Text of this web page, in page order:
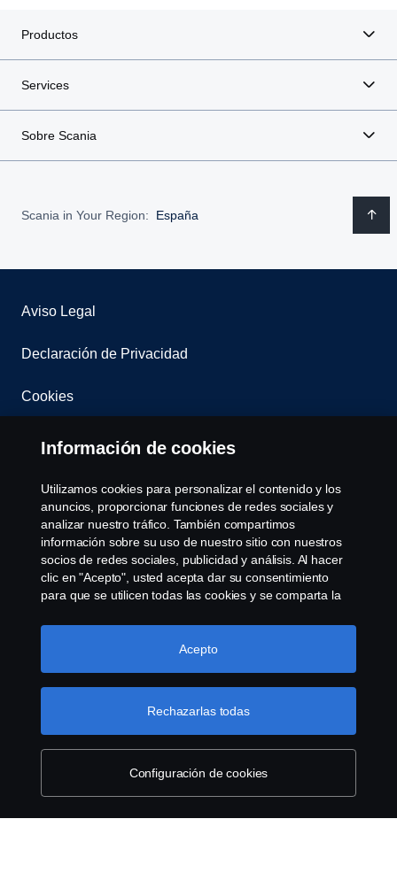
Productos
Services
Sobre Scania
Scania in Your Region: España
Aviso Legal
Declaración de Privacidad
Cookies
Contacta con nosotros
Whistleblowing
Governance, Risk & Compliance
Configuración de cookies
© Copyright Scania 2025 All rights reserved. Scania
CV AB (publ), SE-151 87 Södertälje, Sweden, Tel:
+46-8-55 38 10 00, Fax: +46-8-55 38 10 37.
Información de cookies
Utilizamos cookies para personalizar el contenido y los
anuncios, proporcionar funciones de redes sociales y
analizar nuestro tráfico. También compartimos
información sobre su uso de nuestro sitio con nuestros
socios de redes sociales, publicidad y análisis. Al hacer
clic en "Acepto", usted acepta dar su consentimiento
para que se utilicen todas las cookies y se comparta la
haciendo clic en "Configuración de cookies" y
seleccionando las categorías que desea aceptar. Para
Más información sobre su privacidad
Configuración de cookies
Rechazarlas todas
Acepto